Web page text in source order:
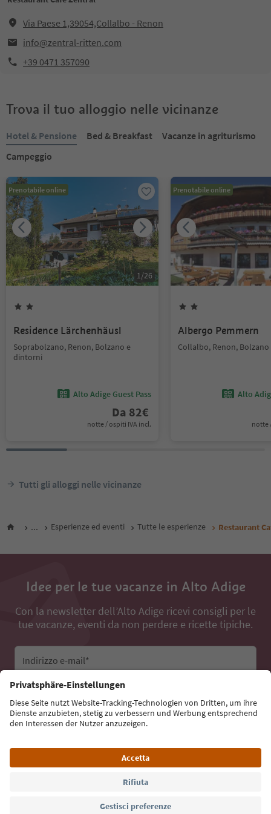
Via Paese 1,39054,Collalbo - Renon
info@zentral-ritten.com
+39 0471 357090
Trova il tuo alloggio nelle vicinanze
Hotel & Pensione Bed & Breakfast
Vacanze in agriturismo
Campeggio
Prenotabile online
1/26
Residence Lärchenhäusl
Soprabolzano, Renon, Bolzano e
dintorni
Alto Adige Guest Pass
Da 82€
notte / ospiti IVA incl.
Prenotabile online
Albergo Pemmern
Collalbo, Renon,
Alto
notte
Tutti gli alloggi nelle vicinanze
... Esperienze ed eventi Tutte le esperienze Restaurant
Idee per le tue vacanze in Alto Adige
Con la newsletter dell’Alto Adige ricevi consigli per le
tue vacanze, eventi da non perdere e ricette tipiche.
Indirizzo e-mail*
Iscriviti alla newsletter